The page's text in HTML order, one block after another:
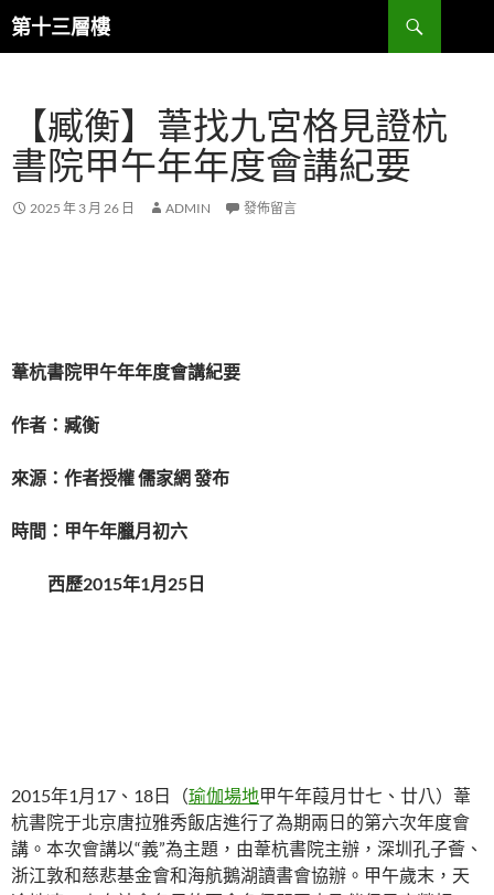
跳
至第十三層樓
搜
尋
【臧衡】葦找九宮格見證杭
書院甲午年年度會講紀要
2025 年 3 月 26 日 ADMIN 發佈留言
葦杭書院甲午年年度會講紀要
作者：臧衡
來源：作者授權 儒家網 發布
時間：甲午年臘月初六
西歷2015年1月25日
2015年1月17、18日（瑜伽場地甲午年葭月廿七、廿八）葦
杭書院于北京唐拉雅秀飯店進行了為期兩日的第六次年度會
講。本次會講以“義”為主題，由葦杭書院主辦，深圳孔子薈、
浙江敦和慈悲基金會和海航鵝湖讀書會協辦。甲午歲末，天